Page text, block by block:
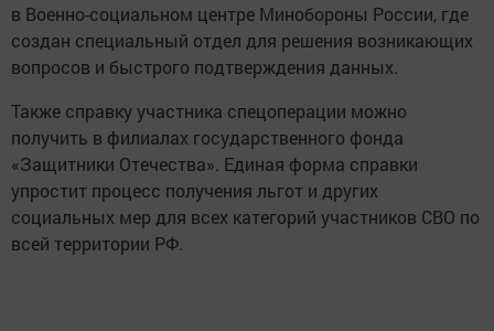
в Военно-социальном центре Минобороны России, где
создан специальный отдел для решения возникающих
вопросов и быстрого подтверждения данных.
Также справку участника спецоперации можно
получить в филиалах государственного фонда
«Защитники Отечества». Единая форма справки
упростит процесс получения льгот и других
социальных мер для всех категорий участников СВО по
всей территории РФ.